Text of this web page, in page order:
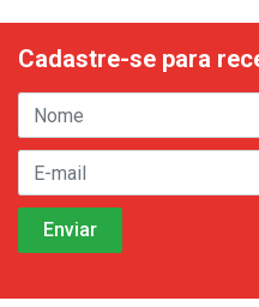
Cadastre-se para